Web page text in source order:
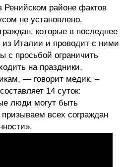
районе фактов
не установлено.
которые в последнее
Италии и проводит с ними
с просьбой ограничить
на праздники,
— говорит медик. –
14 суток:
люди могут быть
всех сограждан